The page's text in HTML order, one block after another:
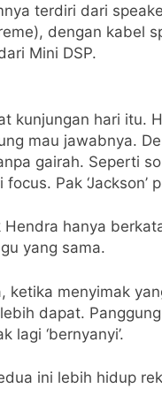
terdiri dari
dengan kabel
Mini DSP.
kunjungan hari itu.
mau jawabnya.
gairah. Seperti
Pak ‘Jackson’
hanya
yang sama.
ketika menyimak
dapat.
lagi ‘bernyanyi’.
ini lebih hidup